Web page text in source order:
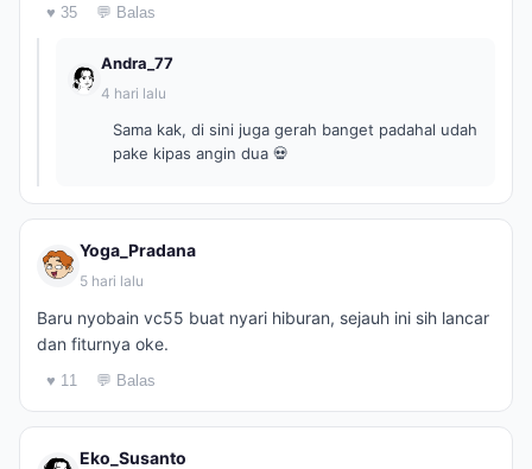
♥ 35 💬 Balas
Andra_77
4 hari lalu
Sama kak, di sini juga gerah banget padahal udah
pake kipas angin dua 💀
Yoga_Pradana
5 hari lalu
Baru nyobain vc55 buat nyari hiburan, sejauh ini sih lancar
dan fiturnya oke.
♥ 11 💬 Balas
Eko_Susanto